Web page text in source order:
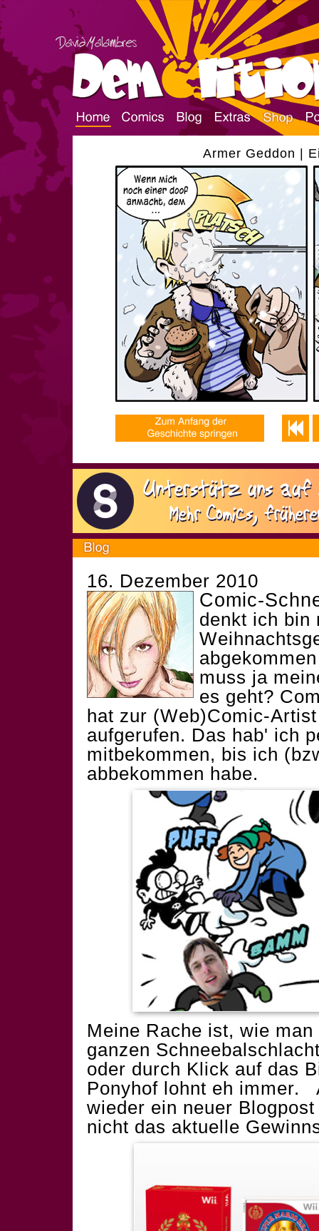
Armer Geddon |
16. Dezember 2010
Comic-
denkt ich bin
muss ja
es geht?
hat zur (Web)Comic-
aufgerufen. Das hab' ich
mitbekommen, bis ich
abbekommen habe.
Meine Rache ist, wie
ganzen
oder durch Klick auf das
Ponyhof lohnt eh immer.
wieder ein neuer
nicht das aktuelle